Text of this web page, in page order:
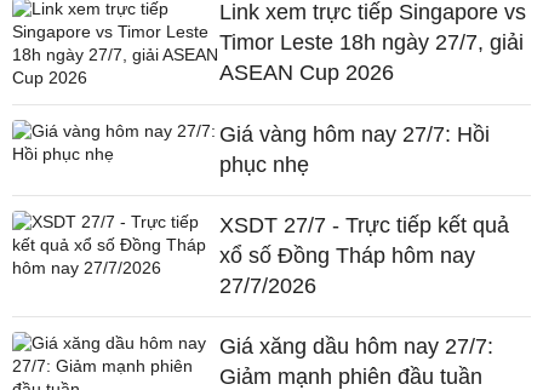
Link xem trực tiếp Singapore vs
Timor Leste 18h ngày 27/7, giải
ASEAN Cup 2026
Giá vàng hôm nay 27/7: Hồi
phục nhẹ
XSDT 27/7 - Trực tiếp kết quả
xổ số Đồng Tháp hôm nay
27/7/2026
Giá xăng dầu hôm nay 27/7:
Giảm mạnh phiên đầu tuần